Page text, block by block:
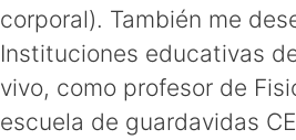
corporal). También me
Instituciones educativas
vivo, como profesor de
escuela de guardavidas